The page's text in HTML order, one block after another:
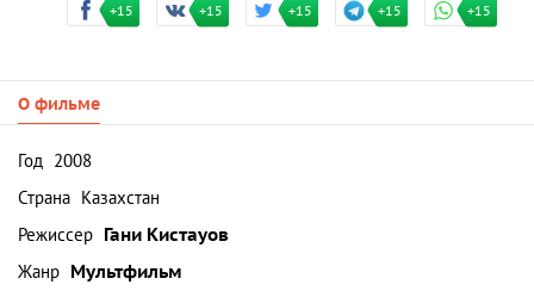
+15 +15 +15 +15 +15
О фильме
Год 2008
Страна
Казахстан
Режиссер
Гани Кистауов
Жанр
Мультфильм